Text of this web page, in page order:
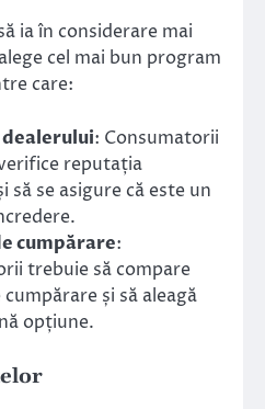
ia în considerare mai
cel mai bun program
care:
: Consumatorii
reputația
să se asigure că este un
cumpărare:
trebuie să compare
și să aleagă
opțiune.